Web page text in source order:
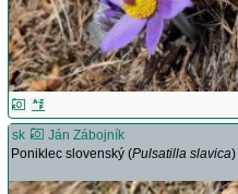
sk
Ján Zábojník
Poniklec slovenský (Pulsatilla slavica)